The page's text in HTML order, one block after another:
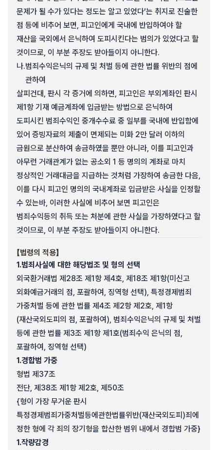
문제가 될 수가 있다는 정도는 알고 있었다’는 취지로 진술한
점 등에 비추어 보면, 피고인에게 국내에 반입하여야 할
재산을 국외에서 은닉하여 도피시킨다는 범의가 있었다고 할
것이므로, 이 부분 주장도 받아들이지 아니한다.
나.범죄수익은닉의 규제 및 처벌 등에 관한 법률 위반의 점에
관하여
살피건대, 판시 각 증거에 의하면, 피고인은 부외계좌인 판시
제1항 기재 예금계좌에 입금받는 방법으로 은닉하여
도피시킨 범죄수익인 중개수수료 중 일부를 국내에 반입함에
있어 증빙자료의 제출이 면제되는 미화 2만 달러 이하의
금원으로 분산하여 송금하였을 뿐만 아니라, 이를 피고인과
아무런 거래관계가 없는 공소외 1 등 명의의 계좌로 마치
정상적인 거래대금을 지급하는 것처럼 가장하여 송금한 다음,
이를 다시 피고인 명의의 국내계좌로 입금받은 사실을 인정할
수 있는바, 이러한 사실에 비추어 보면 피고인은
범죄수익등의 취득 또는 처분에 관한 사실을 가장하였다고 할
것이므로, 이 부분 주장도 받아들이지 아니한다.
【법령의 적용】
1.범죄사실에 대한 해당법조 및 형의 선택
외국환거래법 제28조 제1항 제4호, 제18조 제1항(미신고
외화예금거래의 점, 포괄하여, 징역형 선택), 특정경제범죄
가중처벌 등에 관한 법률 제4조 제2항 제2호, 제1항
(재산국외도피의 점, 포괄하여), 범죄수익은닉의 규제 및 처벌
등에 관한 법률 제3조 제1항 제1호(범죄수익 은닉의 점,
포괄하여, 징역형 선택)
1.경합범 가중
형법 제37조
전단, 제38조 제1항 제2호, 제50조
{형이 가장 무거운 판시
특정경제범죄가중처벌등에관한법률위반(재산국외도피)죄에
정한 형에 각 죄의 장기형을 합산한 범위 내에서 경합범 가중}
1.작량감경